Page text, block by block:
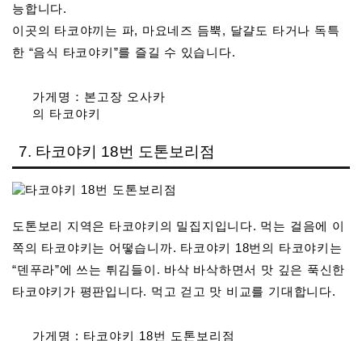
능합니다.
이곳의 타코야끼는 파, 마요네즈 듬뿍, 달걀도 타거나 독특
한 “음식 타코야키”를 즐길 수 있습니다.
가게명：본고장 오사카
의 타코야키
7. 타코야키 18번 도톤보리점
도톤보리 지역은 타코야키의 밀집지입니다. 먹는 걸음에 이
쪽의 타코야키는 어떻습니까. 타코야키 18번의 타코야키는
“덴푸라”에 쓰는 튀김들이. 바삭 바삭하면서 맛 깊은 푹신한
타코야키가 평판입니다. 먹고 걷고 맛 비교를 기대합니다.
가게명 : 타코야키 18번 도톤보리점